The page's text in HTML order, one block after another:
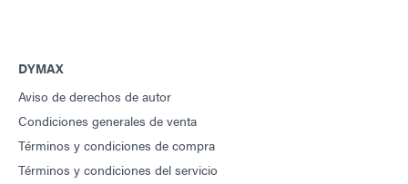
DYMAX
Aviso de derechos de autor
Condiciones generales de venta
Términos y condiciones de compra
Términos y condiciones del servicio